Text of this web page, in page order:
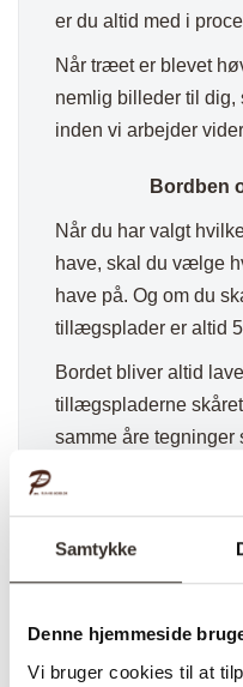
Samtykke
Denne hjemmeside
Vi bruger cookies til at
er du altid med i
Når træet er blevet
nemlig billeder til dig,
inden vi arbejder
Bordben
Når du har valgt
have, skal du vælge
have på. Og om du
tillægsplader er altid
Bordet bliver altid
tillægspladerne
samme åre tegninger
rengørings midler.
Alt efter miljø og hvor